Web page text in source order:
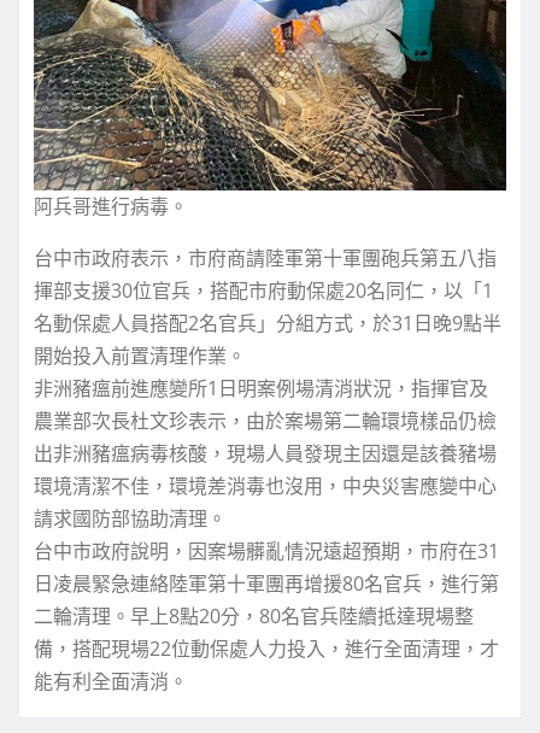
阿兵哥進行病毒。
台中市政府表示，市府商請陸軍第十軍團砲兵第五八指
揮部支援30位官兵，搭配市府動保處20名同仁，以「1
名動保處人員搭配2名官兵」分組方式，於31日晚9點半
開始投入前置清理作業。
非洲豬瘟前進應變所1日明案例場清消狀況，指揮官及
農業部次長杜文珍表示，由於案場第二輪環境樣品仍檢
出非洲豬瘟病毒核酸，現場人員發現主因還是該養豬場
環境清潔不佳，環境差消毒也沒用，中央災害應變中心
請求國防部協助清理。
台中市政府說明，因案場髒亂情況遠超預期，市府在31
日凌晨緊急連絡陸軍第十軍團再增援80名官兵，進行第
二輪清理。早上8點20分，80名官兵陸續抵達現場整
備，搭配現場22位動保處人力投入，進行全面清理，才
能有利全面清消。